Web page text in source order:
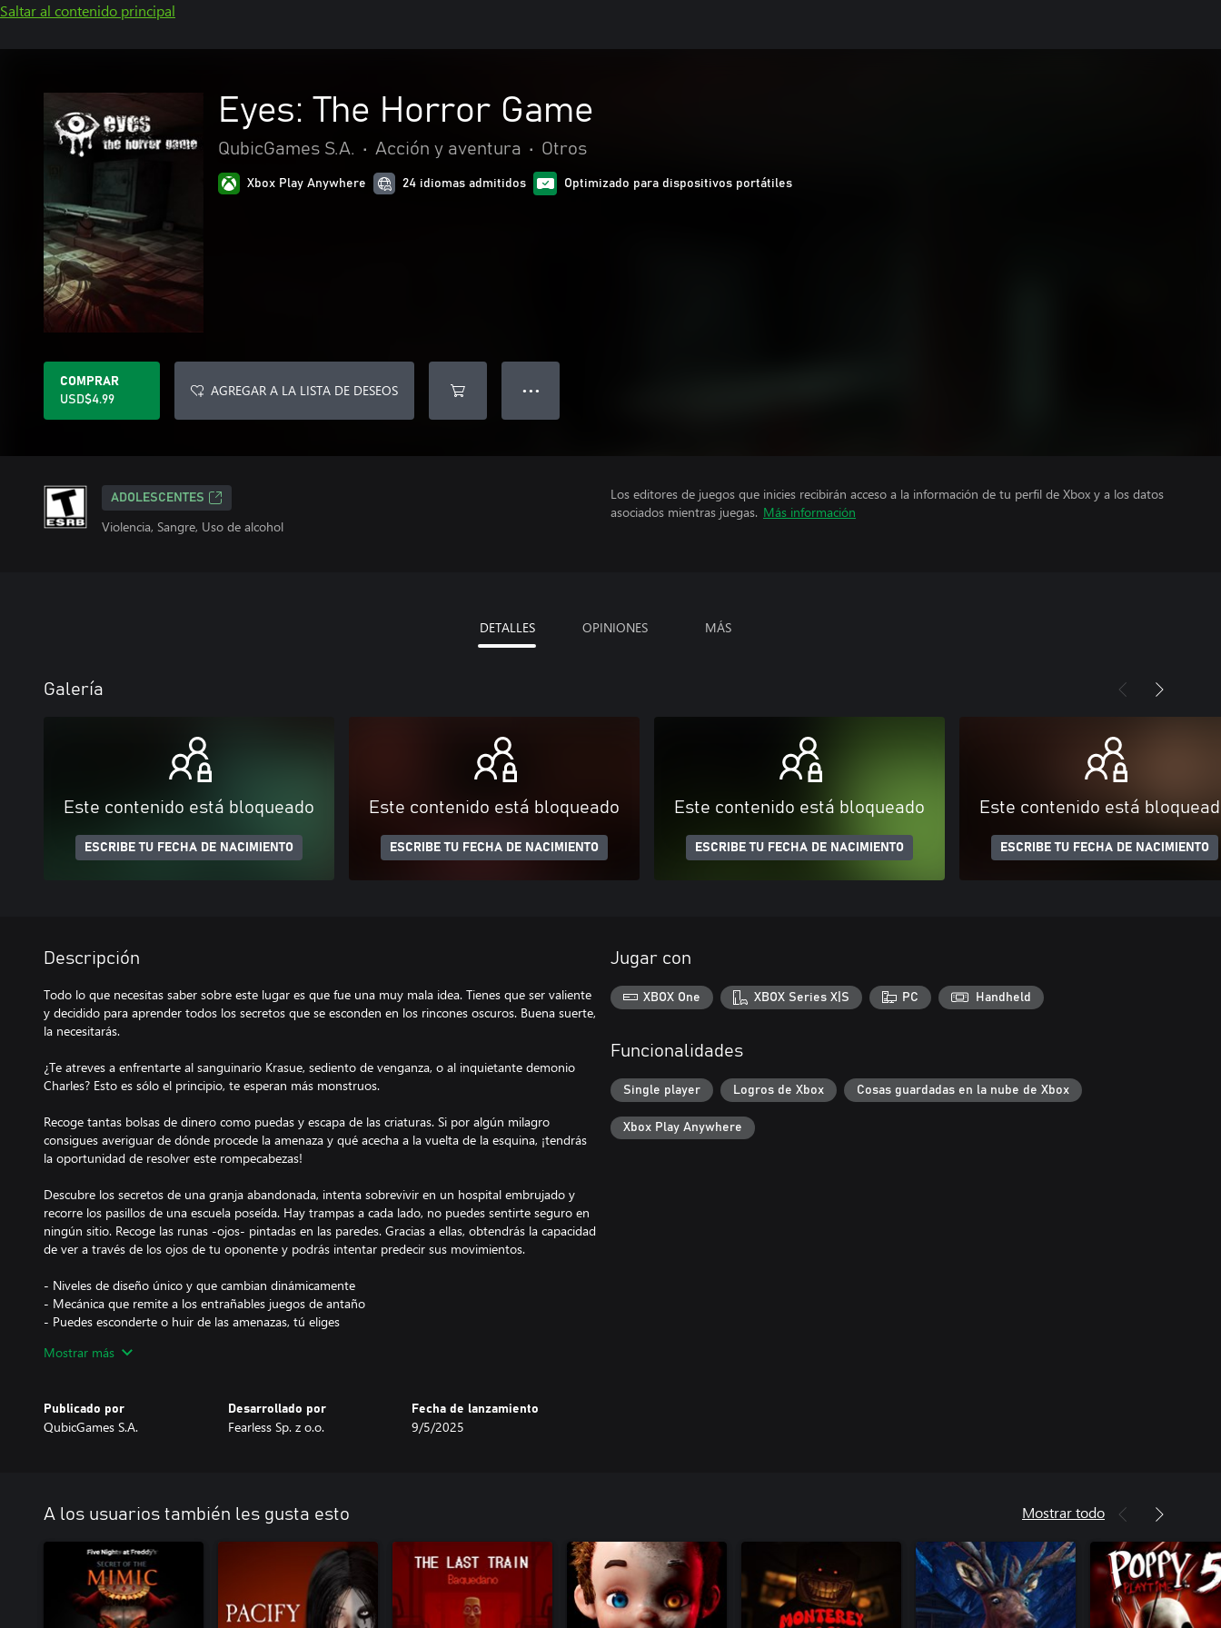
Saltar al contenido principal
Eyes: The Horror Game
QubicGames S.A. • Acción y aventura • Otros
Xbox Play Anywhere 24 idiomas admitidos Optimizado para dispositivos portátiles
COMPRAR
USD$4.99
AGREGAR A LA LISTA DE DESEOS ● ● ●
ADOLESCENTES
Violencia, Sangre, Uso de alcohol
Los editores de juegos que inicies recibirán acceso a la información de tu perfil de Xbox y a los datos
asociados mientras juegas. Más información
DETALLES OPINIONES MÁS
Galería
Este contenido está bloqueado
ESCRIBE TU FECHA DE NACIMIENTO
Este contenido está bloqueado
ESCRIBE TU FECHA DE NACIMIENTO
Este contenido está bloqueado
ESCRIBE TU FECHA DE NACIMIENTO
Este contenido está
ESCRIBE TU FECHA DE NACIMIENTO
Descripción
Todo lo que necesitas saber sobre este lugar es que fue una muy mala idea. Tienes que ser valiente
y decidido para aprender todos los secretos que se esconden en los rincones oscuros. Buena suerte,
la necesitarás.
¿Te atreves a enfrentarte al sanguinario Krasue, sediento de venganza, o al inquietante demonio
Charles? Esto es sólo el principio, te esperan más monstruos.
Recoge tantas bolsas de dinero como puedas y escapa de las criaturas. Si por algún milagro
consigues averiguar de dónde procede la amenaza y qué acecha a la vuelta de la esquina, ¡tendrás
la oportunidad de resolver este rompecabezas!
Descubre los secretos de una granja abandonada, intenta sobrevivir en un hospital embrujado y
recorre los pasillos de una escuela poseída. Hay trampas a cada lado, no puedes sentirte seguro en
ningún sitio. Recoge las runas -ojos- pintadas en las paredes. Gracias a ellas, obtendrás la capacidad
de ver a través de los ojos de tu oponente y podrás intentar predecir sus movimientos.
- Niveles de diseño único y que cambian dinámicamente
- Mecánica que remite a los entrañables juegos de antaño
- Puedes esconderte o huir de las amenazas, tú eliges
- Recoge todas las notas ocultas para descubrir la misteriosa historia de cada nivel.
puesta a prueba. Te atraparán, morirás, ¡pero sigue intentándolo!
- Caza a Krasue, al peligroso Charles y mucho más
Mostrar más
Publicado por
QubicGames S.A.
Desarrollado por
Fearless Sp. z o.o.
Fecha de lanzamiento
9/5/2025
Jugar con
XBOX One XBOX Series X|S PC Handheld
Funcionalidades
Single player Logros de Xbox Cosas guardadas en la nube de Xbox
Xbox Play Anywhere
A los usuarios también les gusta esto Mostrar todo